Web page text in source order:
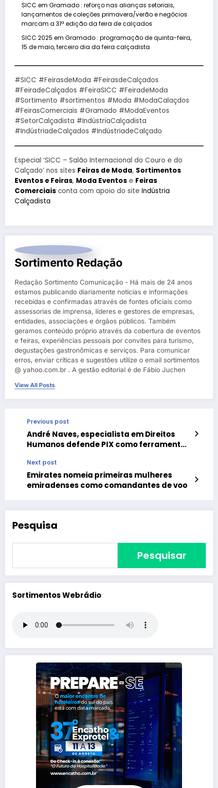
SICC em Gramado : reforço nas alianças setoriais,
lançamentos de coleções primavera/verão e negócios
marcam a 31ª edição da feira de calçados
SICC 2025 em Gramado : programação de quinta-feira,
15 de maio, terceiro dia da feira calçadista
#SICC #FeirasdeModa #FeirasdeCalçados
#FeiradeCalçados #FeiraSICC #FeiradeModa
#Sortimento #sortimentos #Moda #ModaCalaçdos
#FeirasComerciais #Gramado #ModaEventos
#SetorCalçadista #IndústriaCalçadista
#IndústriadeCalçados #IndústriadeCalçado
Especial ‘SICC – Salão Internacional do Couro e do
Calçado’ nos sites Feiras de Moda, Sortimentos
Eventos e Feiras, Moda Eventos e Feiras
Comerciais conta com apoio do site Indústria
Calçadista
Sortimento Redação
Redação Sortimento Comunicação - Há mais de 24 anos
estamos publicando diariamente notícias e informações
recebidas e confirmadas através de fontes oficiais como
assessorias de imprensa, líderes e gestores de empresas,
entidades, associações e órgãos públicos. Também
geramos conteúdo próprio através da cobertura de eventos
e feiras, experiências pessoais por convites para turismo,
degustações gastronômicas e serviços. Para comunicar
erros, enviar críticas e sugestões utilize o email sortimentos
@ yahoo.com.br . A gestão editorial é de Fábio Juchen
View All Posts
Previous post
André Naves, especialista em Direitos
Humanos defende PIX como ferramenta
financeira
Next post
Emirates nomeia primeiras mulheres
emiradenses como comandantes de voo
Pesquisa
Pesquisar
Sortimentos Webrádio